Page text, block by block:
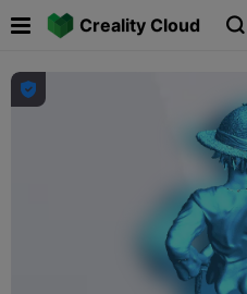
Creality Cloud 
